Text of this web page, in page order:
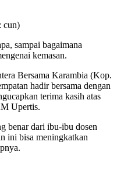
cun)
sampai bagaimana
kemasan.
Bersama Karambia (Kop.
hadir bersama dengan
terima kasih atas
Upertis.
benar dari ibu-ibu dosen
ini bisa meningkatkan